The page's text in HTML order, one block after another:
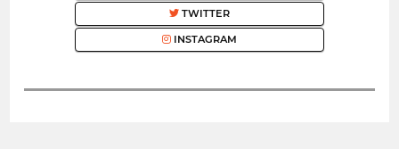
TWITTER
INSTAGRAM